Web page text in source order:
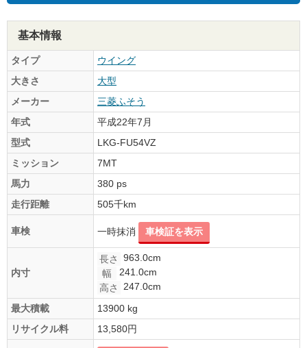
基本情報
タイプ
ウイング
大きさ
大型
メーカー
三菱ふそう
年式
平成22年7月
型式
LKG-FU54VZ
ミッション
7MT
馬力
380 ps
走行距離
505千km
車検 一時抹消 車検証を表示
内寸
長さ
963.0cm
幅
241.0cm
高さ
247.0cm
最大積載
13900 kg
リサイクル料
13,580円